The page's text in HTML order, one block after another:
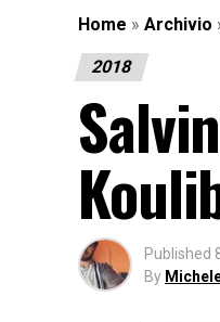
Home » Archivio
2018
Published
By